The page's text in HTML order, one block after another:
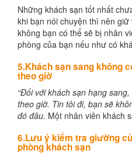
Những khách sạn tốt nhất
khi bạn nói chuyện thì nên
không bạn có thể sẽ bị nhân
phòng của bạn nếu như có
5.Khách sạn sang không
theo giờ
“Đối với khách sạn hạng
theo giờ. Tin tôi đi, bạn sẽ
đó đâu. Một nhân viên khách
6.Lưu ý kiểm tra giường
phòng khách sạn